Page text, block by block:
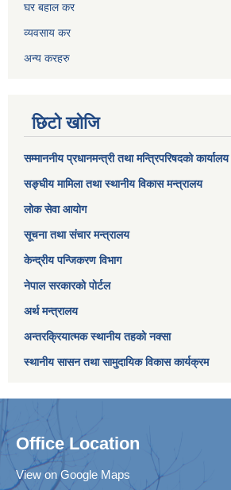
घर बहाल कर
व्यवसाय कर
अन्य करहरु
छिटो खोजि
सम्माननीय प्रधानमन्त्री तथा मन्त्रिपरिषद‌को कार्यालय
सङ्घीय मामिला तथा स्थानीय विकास मन्त्रालय
लोक सेवा आयोग
सूचना तथा संचार मन्त्रालय
केन्द्रीय पन्जिकरण विभाग
नेपाल सरकारको पोर्टल
अर्थ मन्त्रालय
अन्तरक्रियात्मक स्थानीय तहको नक्सा
स्थानीय सासन तथा सामुदायिक विकास कार्यक्रम
Office Location
View on Google Maps